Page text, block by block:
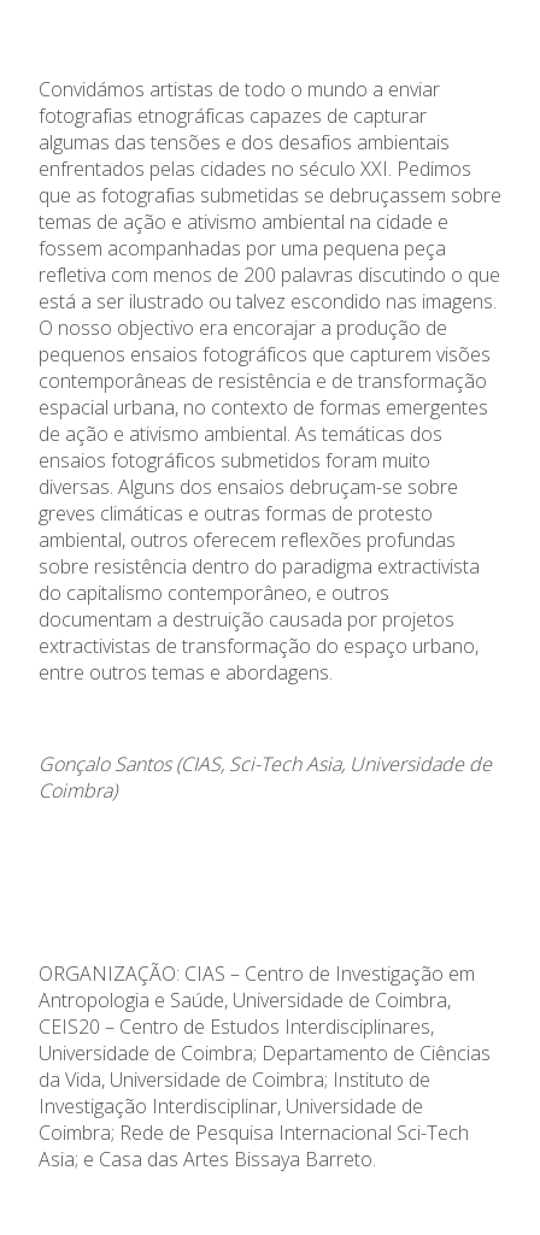
Convidámos artistas de todo o mundo a enviar
fotografias etnográficas capazes de capturar
algumas das tensões e dos desafios ambientais
enfrentados pelas cidades no século XXI. Pedimos
que as fotografias submetidas se debruçassem sobre
temas de ação e ativismo ambiental na cidade e
fossem acompanhadas por uma pequena peça
refletiva com menos de 200 palavras discutindo o que
está a ser ilustrado ou talvez escondido nas imagens.
O nosso objectivo era encorajar a produção de
pequenos ensaios fotográficos que capturem visões
contemporâneas de resistência e de transformação
espacial urbana, no contexto de formas emergentes
de ação e ativismo ambiental. As temáticas dos
ensaios fotográficos submetidos foram muito
diversas. Alguns dos ensaios debruçam-se sobre
greves climáticas e outras formas de protesto
ambiental, outros oferecem reflexões profundas
sobre resistência dentro do paradigma extractivista
do capitalismo contemporâneo, e outros
documentam a destruição causada por projetos
extractivistas de transformação do espaço urbano,
entre outros temas e abordagens.
Gonçalo Santos (CIAS, Sci-Tech Asia, Universidade de
Coimbra)
ORGANIZAÇÃO: CIAS – Centro de Investigação em
Antropologia e Saúde, Universidade de Coimbra,
CEIS20 – Centro de Estudos Interdisciplinares,
Universidade de Coimbra; Departamento de Ciências
da Vida, Universidade de Coimbra; Instituto de
Investigação Interdisciplinar, Universidade de
Coimbra; Rede de Pesquisa Internacional Sci-Tech
Asia; e Casa das Artes Bissaya Barreto.